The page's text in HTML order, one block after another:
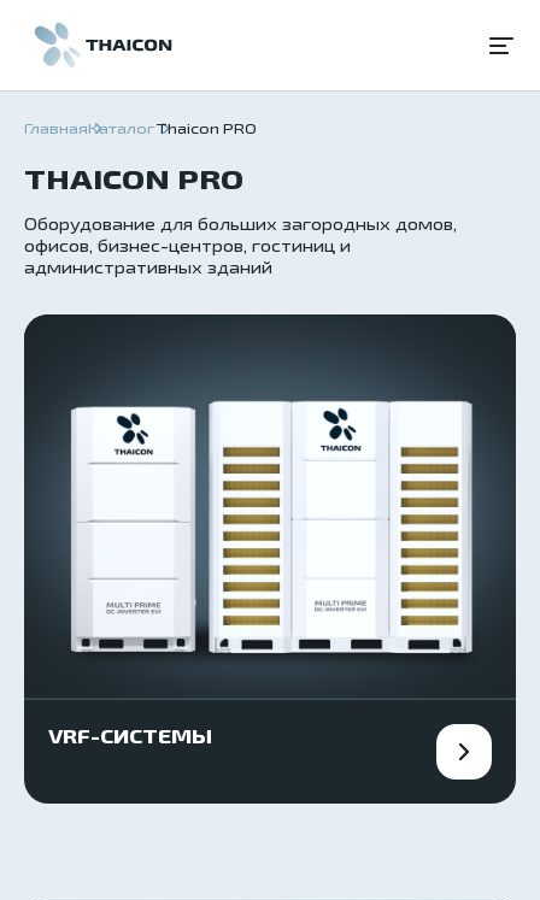
ГлавнаяКаталогThaicon PRO
THAICON PRO
Оборудование для больших загородных домов,
офисов, бизнес-центров, гостиниц и
административных зданий
VRF-СИСТЕМЫ